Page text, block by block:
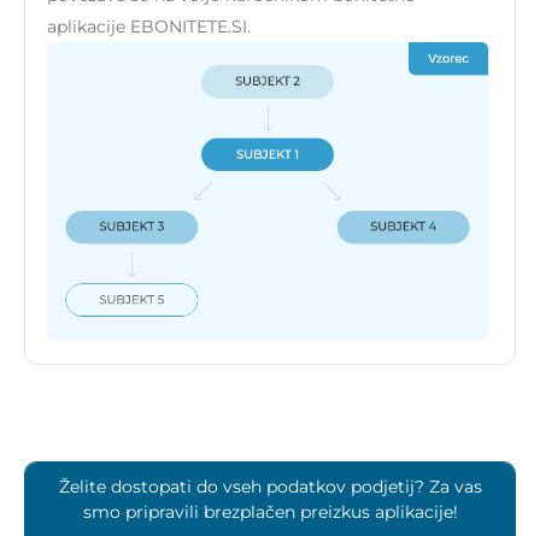
aplikacije EBONITETE.SI.
Želite dostopati do vseh podatkov podjetij? Za vas
smo pripravili brezplačen preizkus aplikacije!